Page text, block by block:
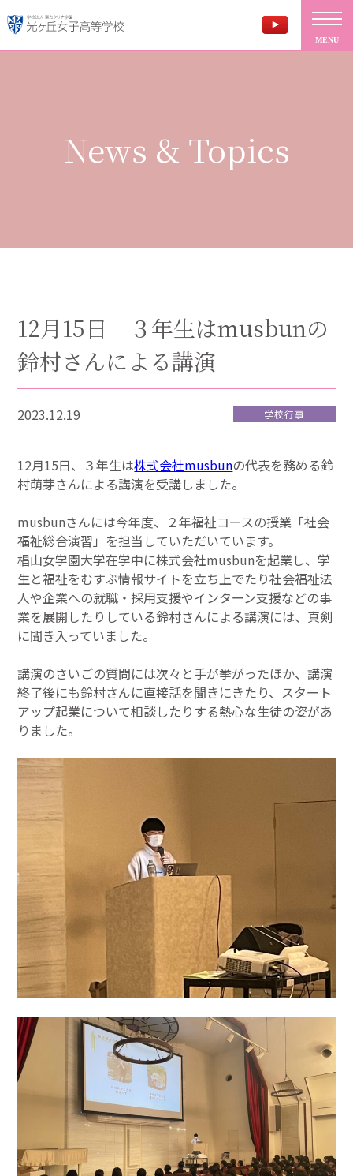
MENU
News & Topics
12月15日 ３年生はmusbunの
鈴村さんによる講演
2023.12.19 学校行事
12月15日、３年生は株式会社musbunの代表を務める鈴
村萌芽さんによる講演を受講しました。
musbunさんには今年度、２年福祉コースの授業「社会
福祉総合演習」を担当していただいています。
椙山女学園大学在学中に株式会社musbunを起業し、学
生と福祉をむすぶ情報サイトを立ち上でたり社会福祉法
人や企業への就職・採用支援やインターン支援などの事
業を展開したりしている鈴村さんによる講演には、真剣
に聞き入っていました。
講演のさいごの質問には次々と手が挙がったほか、講演
終了後にも鈴村さんに直接話を聞きにきたり、スタート
アップ起業について相談したりする熱心な生徒の姿があ
りました。